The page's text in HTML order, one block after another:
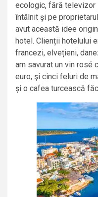
ecologic, fără televizor
întâlnit și pe
avut această idee
hotel. Clienții hotelului
francezi, elvețieni,
am savurat un vin rosé
euro, şi cinci feluri de
și o cafea turcească